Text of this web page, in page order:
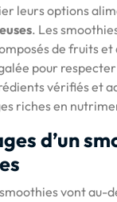
leurs options
. Les
de fruits
pour respecter
vérifiés et
riches en
d’un
vont au-